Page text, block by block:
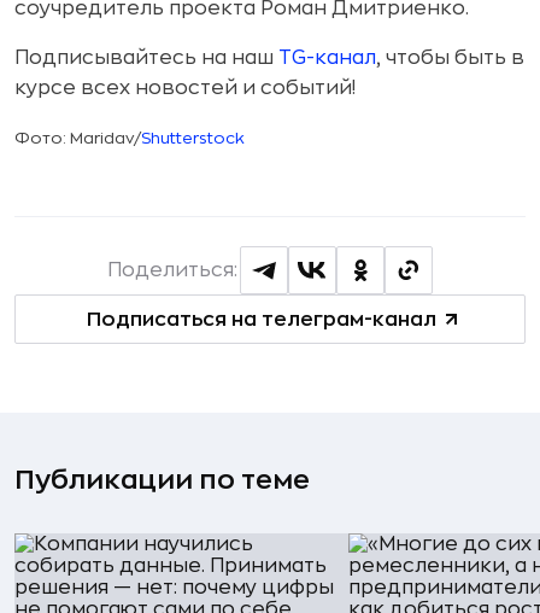
соучредитель проекта Роман Дмитриенко.
Подписывайтесь на наш TG-канал, чтобы быть в
курсе всех новостей и событий!
Фото: Maridav/Shutterstock
Подписаться на телеграм-канал
Поделиться:
Публикации по теме